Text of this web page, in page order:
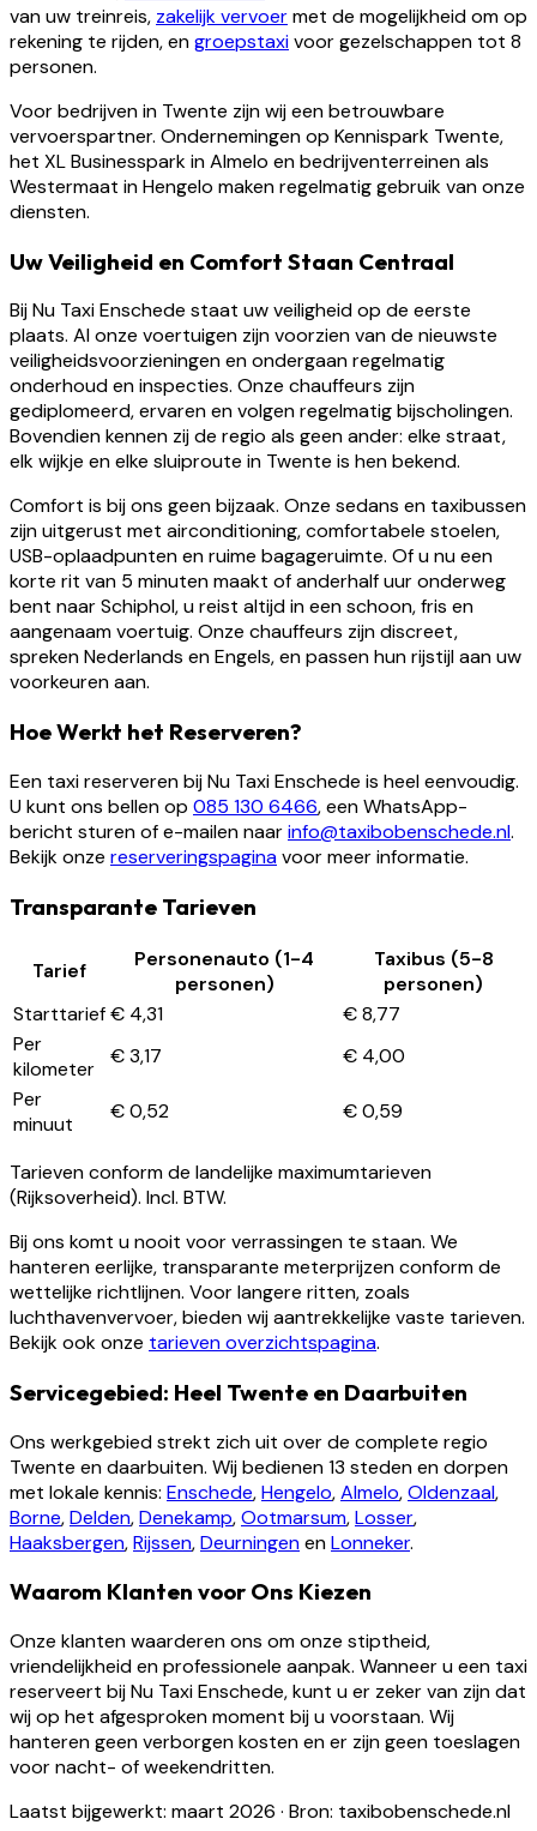
van uw treinreis, zakelijk vervoermet de mogelijkheid om op
rekening te rijden, engroepstaxivoor gezelschappen tot 8
personen.
Voor bedrijven in Twente zijn wij een betrouwbare
vervoerspartner. Ondernemingen op Kennispark Twente,
het XL Businesspark in Almelo en bedrijventerreinen als
Westermaat in Hengelo maken regelmatig gebruik van onze
diensten.
Uw Veiligheid en Comfort Staan Centraal
Bij Nu Taxi Enschede staat uw veiligheid op de eerste
plaats. Al onze voertuigen zijn voorzien van de nieuwste
veiligheidsvoorzieningen en ondergaan regelmatig
onderhoud en inspecties. Onze chauffeurs zijn
gediplomeerd, ervaren en volgen regelmatig bijscholingen.
Bovendien kennen zij de regio als geen ander: elke straat,
elk wijkje en elke sluiproute in Twente is hen bekend.
Comfort is bij ons geen bijzaak. Onze sedans en taxibussen
zijn uitgerust met airconditioning, comfortabele stoelen,
USB-oplaadpunten en ruime bagageruimte. Of u nu een
korte rit van 5 minuten maakt of anderhalf uur onderweg
bent naar Schiphol, u reist altijd in een schoon, fris en
aangenaam voertuig. Onze chauffeurs zijn discreet,
spreken Nederlands en Engels, en passen hun rijstijl aan uw
voorkeuren aan.
Hoe Werkt het Reserveren?
Een taxi reserveren bij Nu Taxi Enschede is heel eenvoudig.
U kunt ons bellen op 085 130 6466, een WhatsApp-
bericht sturen of e-mailen naarinfo@taxibobenschede.nl.
Bekijk onze reserveringspaginavoor meer informatie.
Transparante Tarieven
Tarief
Personenauto (1-4
personen)
Taxibus (5-8
personen)
Starttarief€ 4,31
€ 8,77
Per
kilometer
€ 3,17
€ 4,00
Per
minuut
€ 0,52 € 0,59
Tarieven conform de landelijke maximumtarieven
(Rijksoverheid). Incl. BTW.
Bij ons komt u nooit voor verrassingen te staan. We
hanteren eerlijke, transparante meterprijzen conform de
wettelijke richtlijnen. Voor langere ritten, zoals
luchthavenvervoer, bieden wij aantrekkelijke vaste tarieven.
Bekijk ook onze tarieven overzichtspagina.
Servicegebied: Heel Twente en Daarbuiten
Ons werkgebied strekt zich uit over de complete regio
Twente en daarbuiten. Wij bedienen 13 steden en dorpen
met lokale kennis: Enschede,Hengelo,Almelo,Oldenzaal,
Borne,Delden,Denekamp,Ootmarsum,Losser,
Haaksbergen,Rijssen,DeurningenenLonneker.
Waarom Klanten voor Ons Kiezen
Onze klanten waarderen ons om onze stiptheid,
vriendelijkheid en professionele aanpak. Wanneer u een taxi
reserveert bij Nu Taxi Enschede, kunt u er zeker van zijn dat
wij op het afgesproken moment bij u voorstaan. Wij
hanteren geen verborgen kosten en er zijn geen toeslagen
voor nacht- of weekendritten.
Laatst bijgewerkt: maart 2026 · Bron: taxibobenschede.nl